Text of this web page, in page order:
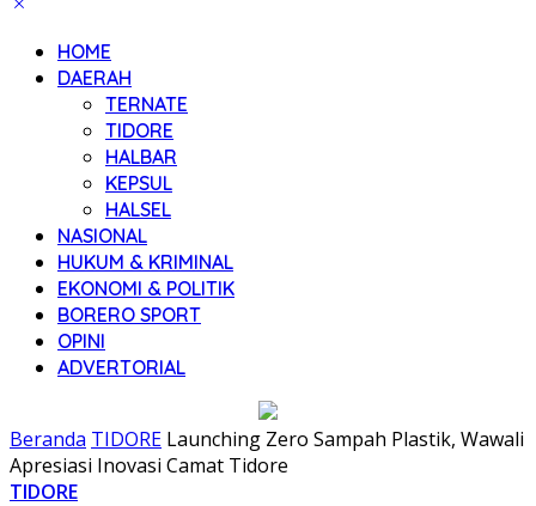
HOME
DAERAH
TERNATE
TIDORE
HALBAR
KEPSUL
HALSEL
NASIONAL
HUKUM & KRIMINAL
EKONOMI & POLITIK
BORERO SPORT
OPINI
ADVERTORIAL
Beranda TIDORE Launching Zero Sampah Plastik, Wawali
Apresiasi Inovasi Camat Tidore
TIDORE